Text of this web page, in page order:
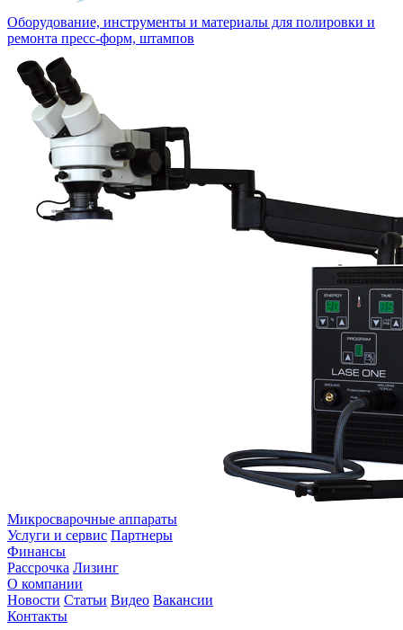
Оборудование, инструменты и материалы для полировки и
ремонта пресс-форм, штампов
Микросварочные аппараты
Услуги и сервис Партнеры
Финансы
Рассрочка Лизинг
О компании
Новости Статьи Видео Вакансии
Контакты